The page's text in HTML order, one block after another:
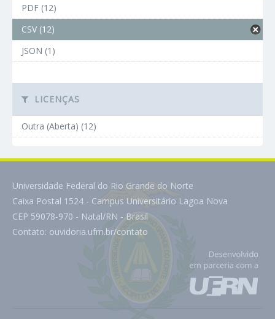
PDF (12)
CSV (12)
JSON (1)
LICENÇAS
Outra (Aberta) (12)
Universidade Federal do Rio Grande do Norte
Caixa Postal 1524 - Campus Universitário Lagoa Nova
CEP 59078-970 - Natal/RN - Brasil
Contato: ouvidoria.ufrn.br/contato